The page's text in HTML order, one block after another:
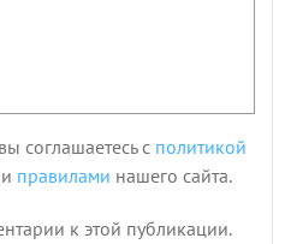
соглашаетесь с политикой
и правилами нашего сайта.
к этой публикации.